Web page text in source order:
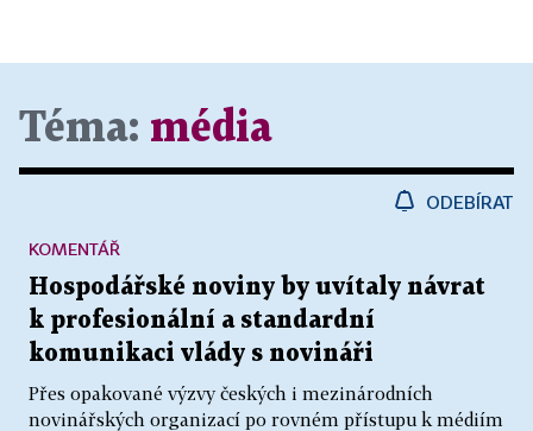
Téma: média
ODEBÍRAT
Hospodářské noviny by uvítaly návrat
k profesionální a standardní
komunikaci vlády s novináři
Přes opakované výzvy českých i mezinárodních
novinářských organizací po rovném přístupu k médiím
KOMENTÁŘ